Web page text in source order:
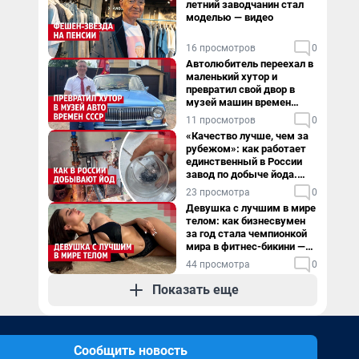
летний заводчанин стал
моделью — видео
16 просмотров 0
Автолюбитель переехал в
маленький хутор и
превратил свой двор в
музей машин времен
СССР. Видео
11 просмотров 0
«Качество лучше, чем за
рубежом»: как работает
единственный в России
завод по добыче йода.
Видео
23 просмотра 0
Девушка с лучшим в мире
телом: как бизнесвумен
за год стала чемпионкой
мира в фитнес-бикини —
видео
44 просмотра 0
Показать еще
Сообщить новость